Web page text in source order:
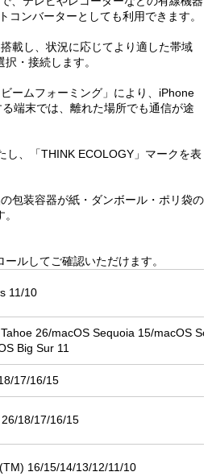
コンバーターとしても利用できます。
載し、状況に応じてより適した帯域
・接続します。
ームフォーミング」により、iPhone
端末では、離れた場所でも通信が途
し、「THINK ECOLOGY」マークを表
包装容器が紙・ダンボール・ポリ袋の
ルしてご確認いただけます。
11/10
26/macOS Sequoia 15/macOS
Big Sur 11
17/16/15
26/18/17/16/15
16/15/14/13/12/11/10